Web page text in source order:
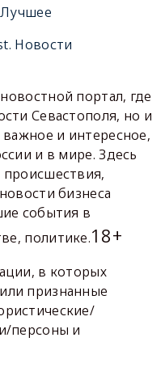
Новости
портал, где
Севастополя, но и
и интересное,
и в мире. Здесь
бизнеса
события в
политике.18+
в которых
признанные
персоны и